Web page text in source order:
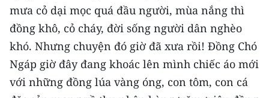
CÁC CHUYÊN TRANG
VỀ BÁO NHÂN DÂN
THỜI NAY
mưa cỏ dại mọc quá đầu người, mùa nắng thì
đồng khô, cỏ cháy, đời sống người dân nghèo
khó. Nhưng chuyện đó giờ đã xưa rồi! Đồng Chó
Ngáp giờ đây đang khoác lên mình chiếc áo mới
với những đồng lúa vàng óng, con tôm, con cá